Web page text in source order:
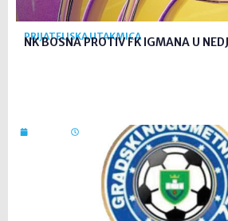
PRIJATELJSKA UTAKMICA
NK BOSNA PROTIV FK IGMANA U